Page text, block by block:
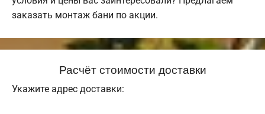
заказать монтаж бани по акции.
Расчёт стоимости доставки
Укажите адрес доставки: